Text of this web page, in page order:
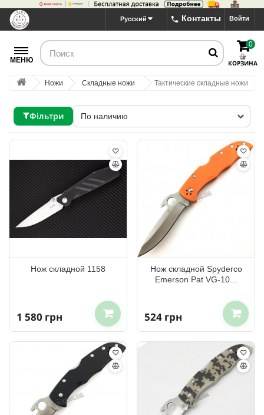
Войти
Контакты
Русский
КОРЗИНА
0
МЕНЮ
Ножи Складные ножи Тактические складные ножи
Фільтри
Нож складной 1158
1 580 грн
Нож складной Spyderco
Emerson Pat VG-10...
524 грн